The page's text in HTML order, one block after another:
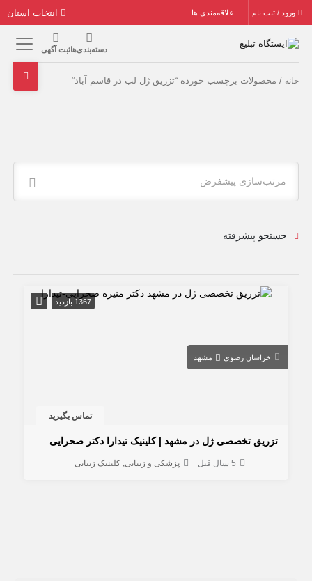
ورود / ثبت نام علاقه‌مندی ها
دسته‌بندی‌هاثبت آگهی
خانه / محصولات برچسب خورده “تزریق ژل لب در قاسم آباد”
مرتب‌سازی پیشفرض
جستجو پیشرفته
1367 بازدید
خراسان رضوی مشهد
تماس بگیرید
تزریق تخصصی ژل در مشهد | کلینیک تیدارا دکتر صحرایی
5 سال قبل پزشکی و زیبایی کلینیک زیبایی